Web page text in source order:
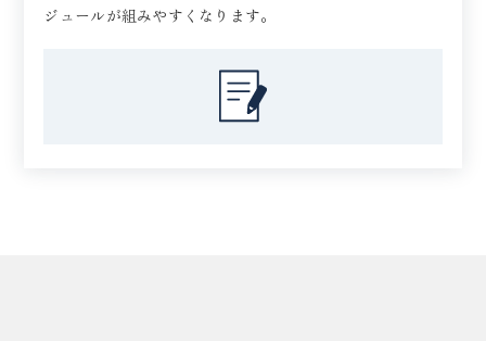
ジュールが組みやすくなります。